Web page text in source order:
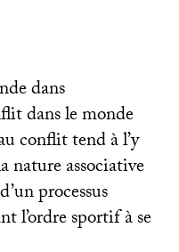
dans
dans le monde
conflit tend à l’y
nature associative
processus
l’ordre sportif à se